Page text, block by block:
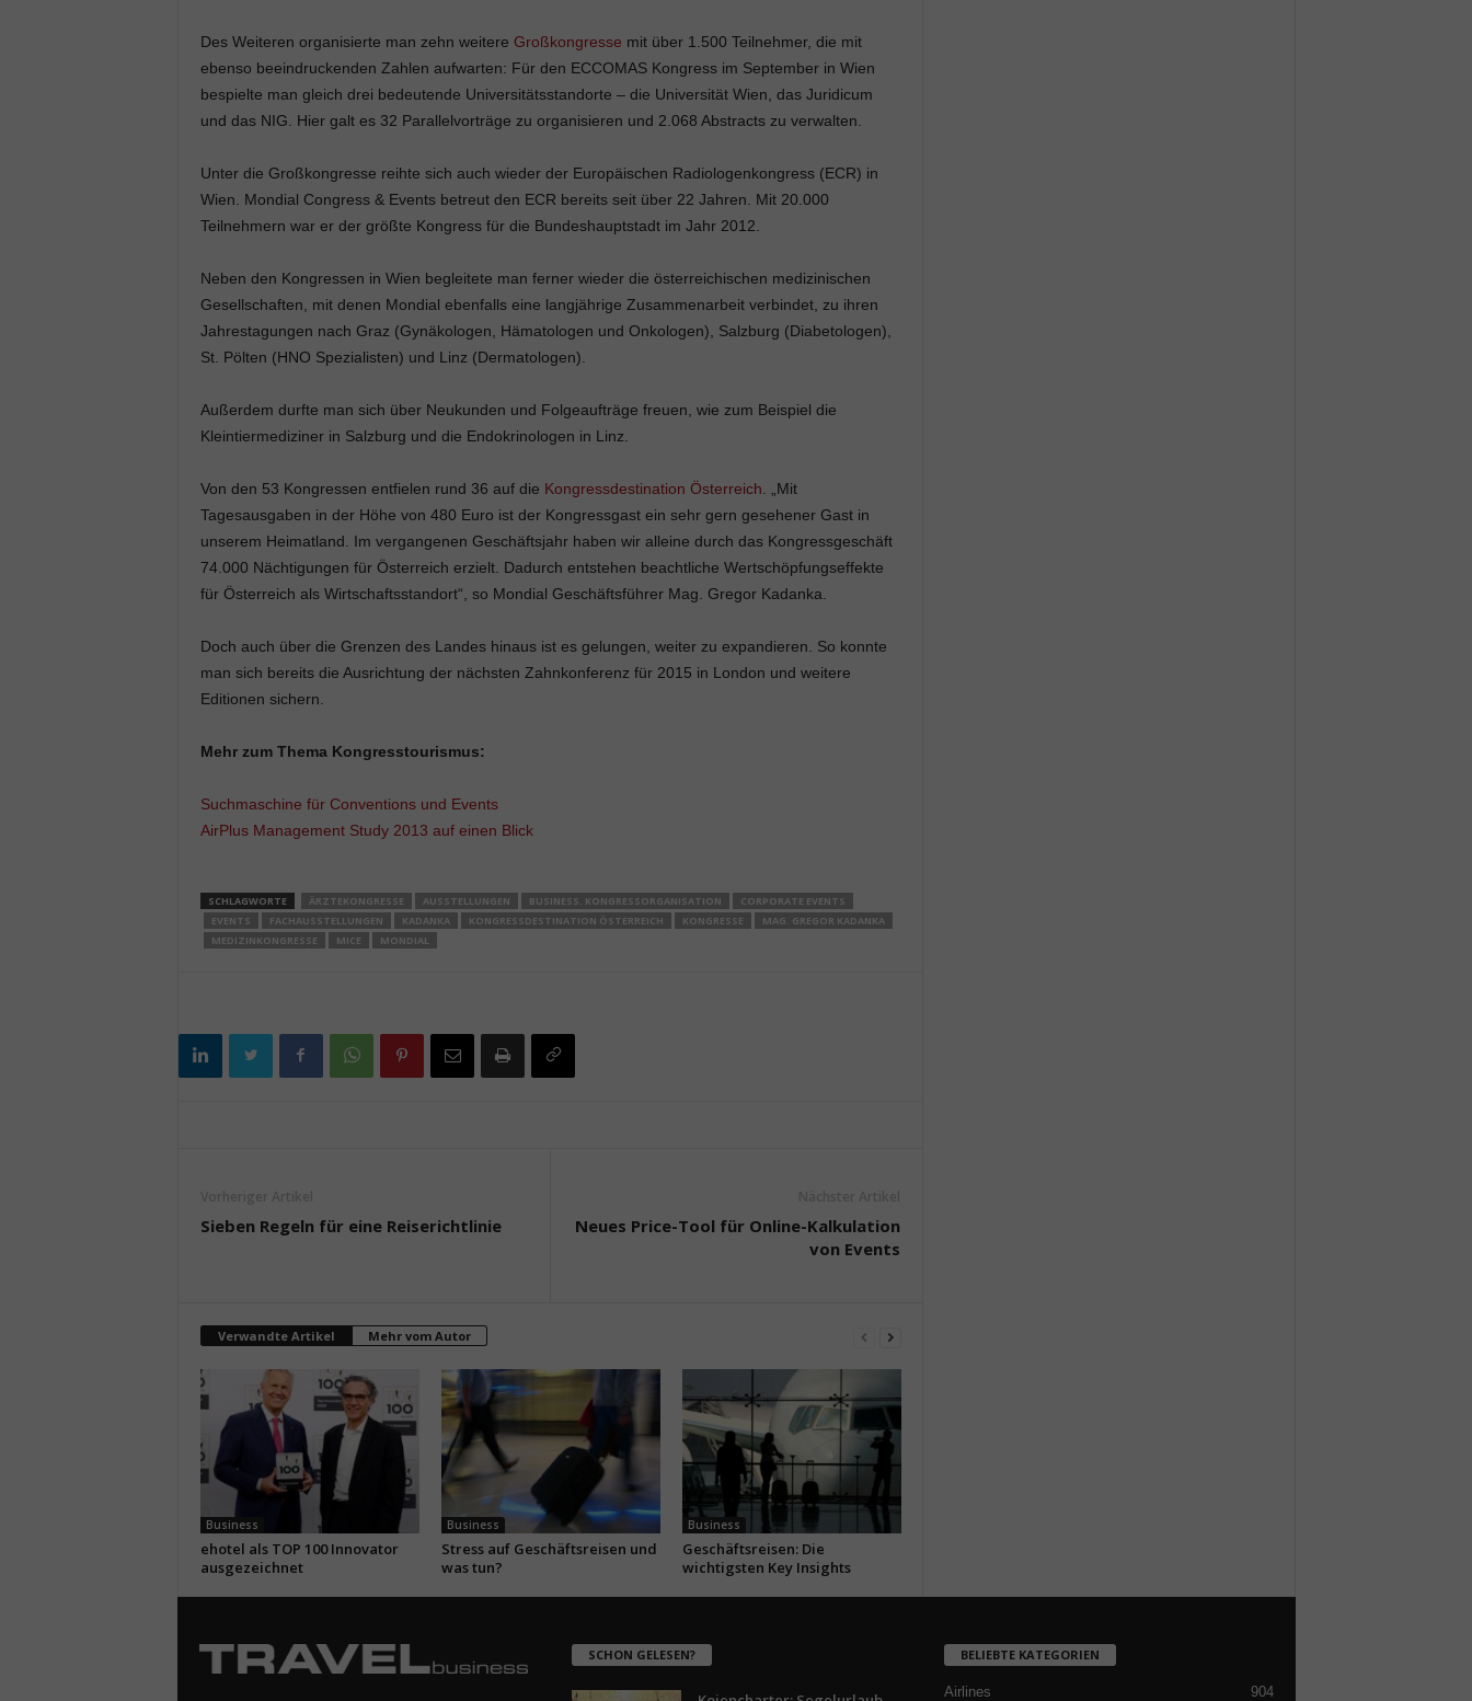
Des Weiteren organisierte man zehn weitere Großkongresse mit über 1.500 Teilnehmer, die mit
ebenso beeindruckenden Zahlen aufwarten: Für den ECCOMAS Kongress im September in Wien
bespielte man gleich drei bedeutende Universitätsstandorte – die Universität Wien, das Juridicum
und das NIG. Hier galt es 32 Parallelvorträge zu organisieren und 2.068 Abstracts zu verwalten.
Unter die Großkongresse reihte sich auch wieder der Europäischen Radiologenkongress (ECR) in
Wien. Mondial Congress & Events betreut den ECR bereits seit über 22 Jahren. Mit 20.000
Teilnehmern war er der größte Kongress für die Bundeshauptstadt im Jahr 2012.
Neben den Kongressen in Wien begleitete man ferner wieder die österreichischen medizinischen
Gesellschaften, mit denen Mondial ebenfalls eine langjährige Zusammenarbeit verbindet, zu ihren
Jahrestagungen nach Graz (Gynäkologen, Hämatologen und Onkologen), Salzburg (Diabetologen),
St. Pölten (HNO Spezialisten) und Linz (Dermatologen).
Außerdem durfte man sich über Neukunden und Folgeaufträge freuen, wie zum Beispiel die
Kleintiermediziner in Salzburg und die Endokrinologen in Linz.
Von den 53 Kongressen entfielen rund 36 auf die Kongressdestination Österreich . „Mit
Tagesausgaben in der Höhe von 480 Euro ist der Kongressgast ein sehr gern gesehener Gast in
unserem Heimatland. Im vergangenen Geschäftsjahr haben wir alleine durch das Kongressgeschäft
74.000 Nächtigungen für Österreich erzielt. Dadurch entstehen beachtliche Wertschöpfungseffekte
für Österreich als Wirtschaftsstandort“, so Mondial Geschäftsführer Mag. Gregor Kadanka.
Doch auch über die Grenzen des Landes hinaus ist es gelungen, weiter zu expandieren. So konnte
man sich bereits die Ausrichtung der nächsten Zahnkonferenz für 2015 in London und weitere
Editionen sichern.
Mehr zum Thema Kongresstourismus:
Suchmaschine für Conventions und Events
AirPlus Management Study 2013 auf einen Blick
SCHLAGWORTE ÄRZTEKONGRESSE AUSSTELLUNGEN BUSINESS. KONGRESSORGANISATION
CORPORATE EVENTS
EVENTS
FACHAUSSTELLUNGEN KADANKA KONGRESSDESTINATION ÖSTERREICH KONGRESSE
MAG. GREGOR KADANKA
MEDIZINKONGRESSE
MICE MONDIAL
Sieben Regeln für eine Reiserichtlinie
Neues Price-Tool für Online-Kalkulation
von Events
Verwandte Artikel Mehr vom Autor
Business
ehotel als TOP 100 Innovator
ausgezeichnet
Business
Stress auf Geschäftsreisen und
was tun?
Business
Geschäftsreisen: Die
wichtigsten Key Insights
SCHON GELESEN? BELIEBTE KATEGORIEN
Airlines 904